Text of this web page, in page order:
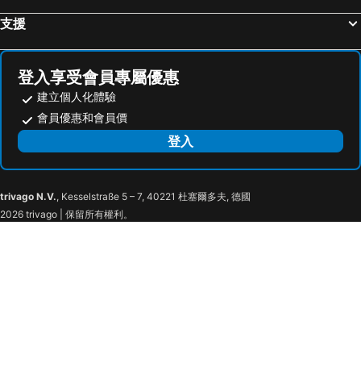
OMO5 Tokyo Otsuka by Hoshino Resorts
APA Hotel Asakusa Tawaramachi Ekimae
HOTEL MYSTAYS 龜戶
Hotel Resol Ueno
帝國酒店
Remm Akihabara
Ginza International Hotel
支援
登入享受會員專屬優惠
建立個人化體驗
會員優惠和會員價
登入
trivago N.V., Kesselstraße 5 – 7, 40221 杜塞爾多夫, 德國
2026 trivago | 保留所有權利。